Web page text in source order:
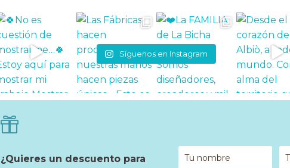
Síguenos en Instagram

¿Quieres un descuento para